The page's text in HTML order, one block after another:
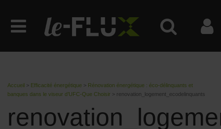
Accueil > Efficacité énergétique > Rénovation énergétique : éco-délinquants et
banques dans le viseur d’UFC-Que Choisir > renovation_logement_ecodelinquants